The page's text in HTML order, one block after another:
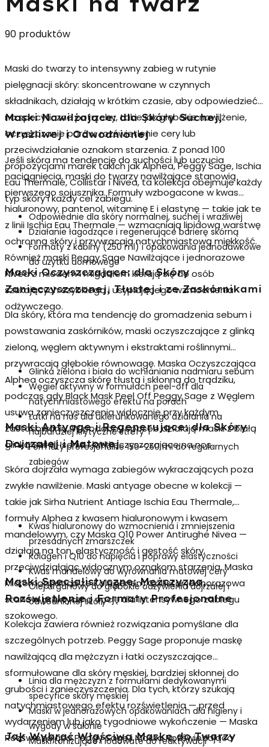
90 produktów
Maski do twarzy to intensywny zabieg w rutynie
pielęgnacji skóry: skoncentrowane w czynnych
składnikach, działają w krótkim czasie, aby odpowiedzieć
na specyficzne potrzeby, takie jak głębokie nawilżenie,
oczyszczanie porów, rozświetlenie cery lub
przeciwdziałanie oznakom starzenia. Z ponad 100
propozycjami marek takich jak Alphea, Peggy Sage, Ischia
Eau Thermale, Collistar i Nivea, ta kolekcja obejmuje każdy
typ skóry i każdy cel zabiegu.
Maski Nawilżające: dla Skóry Suchej,
Wrażliwej i Odwodnionej
Jeśli skóra ma tendencję do suchości lub uczucia
naciągnięcia,maski do twarzy nawilżające stanowią
pierwszego sojusznika. Formuły wzbogacone w kwas
hialuronowy, pantenol, witaminę E i elastynę — takie jak te
z linii Ischia Eau Thermale — wzmacniają lipidową warstwę
ochronną skóry i przywracają natychmiastową miękkość.
Również maski Peggy Sage Nawilżające i jednorazowe
Nivea z miodem i migdałem kierują się do osób
szukających szybkiego i usypiającego wzmocnienia
odżywczego.
Odpowiednie dla skóry normalnej, suchej i wrażliwej
Działanie łagodzące i regenerujące barierę skórną
Formaty z kabiny (250 ml) i opakowania jednodawkowe
do użytku domowego
Maski Oczyszczające: dla Skóry
Zanieczyszczonej, Tłustej i ze Zaskórnikami
Dla skóry, która ma tendencję do gromadzenia sebum i
powstawania zaskórników,maski oczyszczające z glinką
zieloną, węglem aktywnym i ekstraktami roślinnymi
przywracają głębokie równowagę. Maska Oczyszczająca
Alphea oczyszcza skórę tłustą i skłonną do trądziku,
podczas gdy Black Mask Peel Off Peggy Sage z Węglem
usuwa zanieczyszczenia widocznie przy każdym
zastosowaniu. W podobny sposób działają maski z białą
glinką Sali di Ischia i łatki oczyszczające na nos.
Glinka zielona i biała do wchłaniania nadmiaru sebum
Węgiel aktywny w formułach peel-off dla
natychmiastowego efektu na porach
Łatki na nos dla ukierunkowanego działania na
najbardziej krytyczne strefy T
Formaty profesjonalne 150–250 ml do regularnych
zabiegów
Maski Antyage i Regenerujące: dla Skóry
Dojrzałej i Matowej
Skóra dojrzała wymaga zabiegów wykraczających poza
zwykłe nawilżenie. Maskiantyage obecne w kolekcji —
takie jak Sirha Nutrient Antiage Ischia Eau Thermale,
formuły Alphea z kwasem hialuronowym i kwasem
mandelowym, czy Maska Q10 Power Antirughe Nivea —
działają na ton, elastyczność i gęstość skóry,
przeciwdziałając widocznym oznakom starzenia. Maska
Micromagnetica ze Kolagenem Collistar jednorazowa
stanowi praktyczną opcję dla intensywnego zabiegu
szokowego.
Kwas hialuronowy do wzmocnienia i zmniejszenia
przesadnych zmarszczek
Kolagen i Q10 do napięcia i poprawy elastyczności
Kwas mandelowy do wyrównania matowej cery
Olej arganowy do głębokie odżywienia dojrzałej i
odwodnionej skóry
Maski Specjalistyczne: Mężczyzna,
Rozświetlenie i Formaty Profesjonalne
Kolekcja zawiera również rozwiązania pomyślane dla
szczególnych potrzeb. Peggy Sage proponuje maskę
nawilżającą dla mężczyzn i łatki oczyszczające
sformułowane dla skóry męskiej, bardziej skłonnej do
grubości i zanieczyszczenia. Dla tych, którzy szukają
natychmiastowego efektu rozświetlenia — przed
wydarzeniem lub jako tygodniowe wykończenie — Maska
Rozświetlająca Peggy Sage i Maska Rozświetlająca
Linia dla mężczyzn z formułami dedykowanymi
specyfice skóry męskiej
Maski w jednorazowych opakowaniach dla higieny i
wygody w salonie
Maski tonizujące i lodowate do reaktywacji
Jak Wybrać Właściwą Maskę do Twarzy